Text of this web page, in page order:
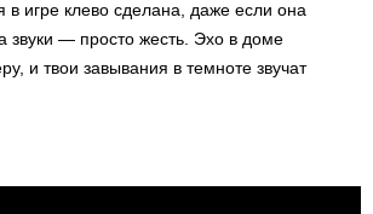
в игре клево сделана, даже если она
звуки — просто жесть. Эхо в доме
и твои завывания в темноте звучат